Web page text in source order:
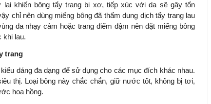
lại khiến bông tẩy trang bị xơ, tiếp xúc với da sẽ gây tổn
chỉ nên dùng miếng bông đã thấm dung dịch tẩy trang lau
da nhạy cảm hoặc trang điểm đậm nên đặt miếng bông
khi lau.
trang
dáng đa dạng để sử dụng cho các mục đích khác nhau.
thị. Loại bông này chắc chắn, giữ nước tốt, không bị tơi,
hoa hồng.
phải làm
và trên thực tế
hành như tăng
học công
các cơ chế
mới sáng tạo,
Việc sử dụng hiệu quả chính
sách tài khóa không chỉ mang ý
nghĩa hỗ trợ ngắn hạn mà còn